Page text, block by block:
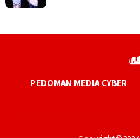
PEDOMAN MEDIA CYBER